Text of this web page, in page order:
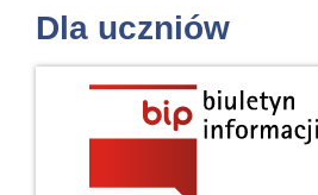
Dla uczniów